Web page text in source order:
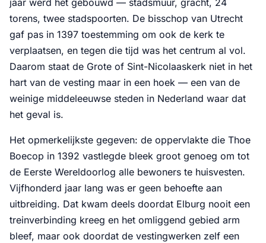
torens, twee stadspoorten. De bisschop van Utrecht
gaf pas in 1397 toestemming om ook de kerk te
verplaatsen, en tegen die tijd was het centrum al vol.
Daarom staat de Grote of Sint-Nicolaaskerk niet in het
hart van de vesting maar in een hoek — een van de
weinige middeleeuwse steden in Nederland waar dat
het geval is.
Het opmerkelijkste gegeven: de oppervlakte die Thoe
Boecop in 1392 vastlegde bleek groot genoeg om tot
de Eerste Wereldoorlog alle bewoners te huisvesten.
Vijfhonderd jaar lang was er geen behoefte aan
uitbreiding. Dat kwam deels doordat Elburg nooit een
treinverbinding kreeg en het omliggend gebied arm
bleef, maar ook doordat de vestingwerken zelf een